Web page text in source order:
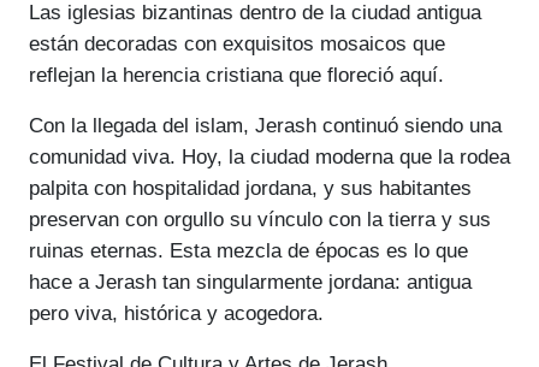
Las iglesias bizantinas dentro de la ciudad antigua
están decoradas con exquisitos mosaicos que
reflejan la herencia cristiana que floreció aquí.
Con la llegada del islam, Jerash continuó siendo una
comunidad viva. Hoy, la ciudad moderna que la rodea
palpita con hospitalidad jordana, y sus habitantes
preservan con orgullo su vínculo con la tierra y sus
ruinas eternas. Esta mezcla de épocas es lo que
hace a Jerash tan singularmente jordana: antigua
pero viva, histórica y acogedora.